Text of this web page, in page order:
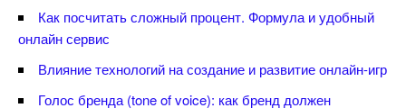
Как посчитать сложный процент. Формула и удобный
онлайн сервис
лияние технологий на создание и развитие онлайн-игр
Голос бренда (tone of voice): как бренд должен